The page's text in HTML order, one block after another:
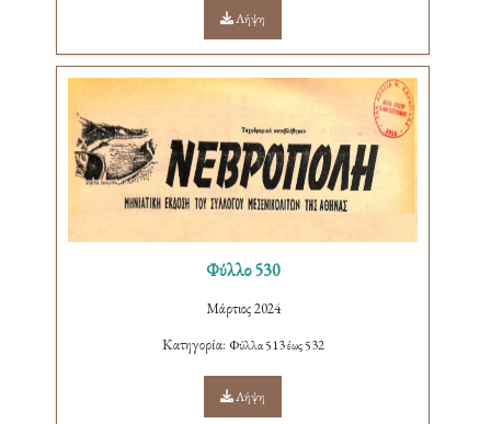
Λήψη
Φύλλο 530
Μάρτιος 2024
Κατηγορία: Φύλλα 513 έως 532
Λήψη